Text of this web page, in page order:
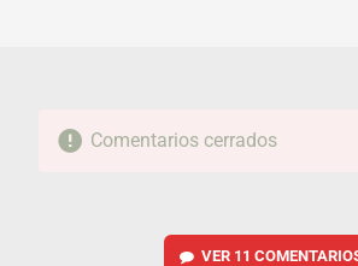
Comentarios cerrados
VER 11